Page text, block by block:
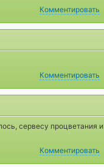
Комментировать
Комментировать
сервесу процветания и
Комментировать